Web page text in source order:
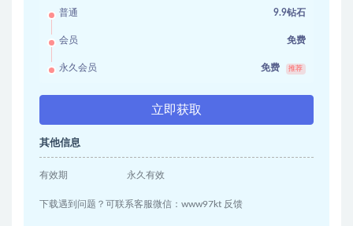
普通 9.9钻石
会员 免费
永久会员 免费 推荐
立即获取
其他信息
有效期 永久有效
下载遇到问题？可联系客服微信：www97kt 反馈